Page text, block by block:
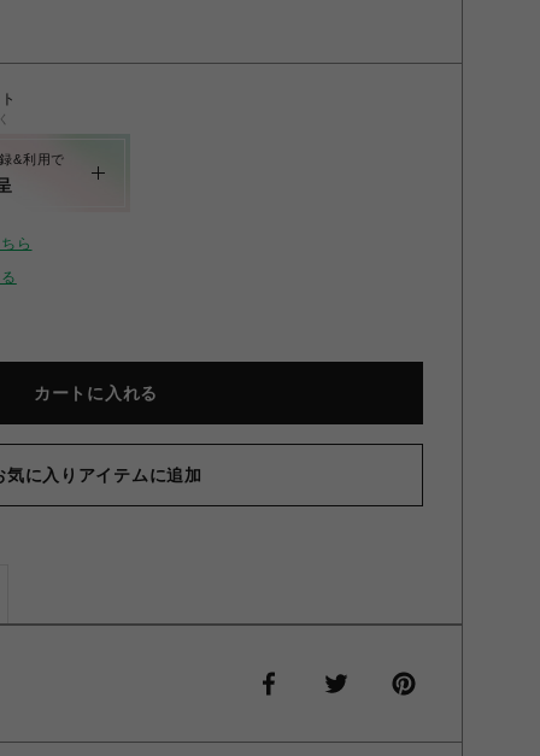
&利用で
ら
カートに入れる
気に入りアイテムに追加